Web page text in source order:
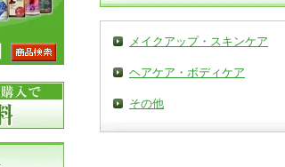
メイクアップ・スキンケア
ヘアケア・ボディケア
その他